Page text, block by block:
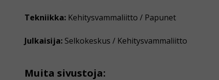
Tekniikka: Kehitysvammaliitto / Papunet
Julkaisija: Selkokeskus / Kehitysvammaliitto
Muita sivustoja: